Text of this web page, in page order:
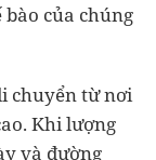
của chúng
chuyển từ nơi
Khi lượng
và đường